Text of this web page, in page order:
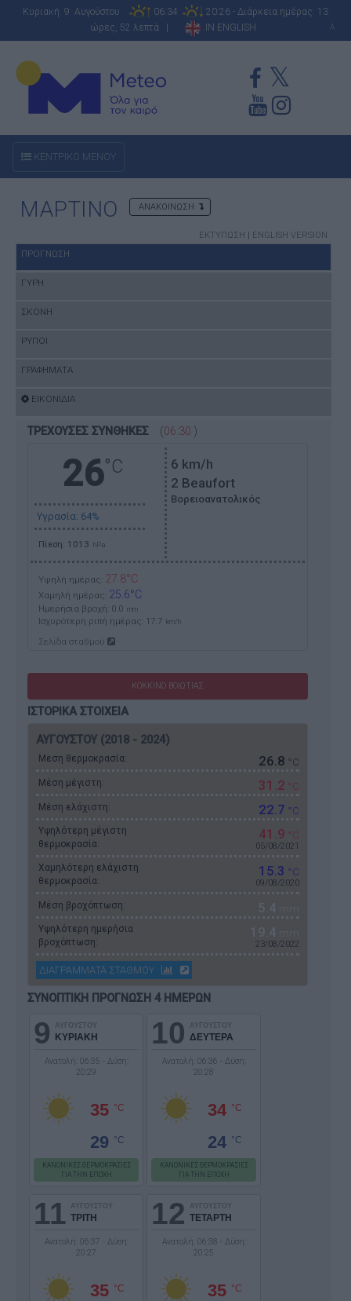
Κυριακή 9 Αυγούστου 06:34
20:26 - Διάρκεια ημέρας: 13
ώρες, 52 λεπτά |
IN ENGLISH A
ΚΕΝΤΡΙΚΟ ΜΕΝΟΥ
ΜΑΡΤΙΝΟ ΑΝΑΚΟΙΝΩΣΗ
ΕΚΤΥΠΩΣΗ | ENGLISH VERSION
ΠΡΟΓΝΩΣΗ
ΓΥΡΗ
ΣΚΟΝΗ
ΡΥΠΟΙ
ΓΡΑΦΗΜΑΤΑ
ΕΙΚΟΝΙΔΙΑ
ΤΡΕΧΟΥΣΕΣ ΣΥΝΘΗΚΕΣ (06:30 )
26°C
Υγρασία: 64%
Πίεση: 1013 hPa
6 km/h
2 Beaufort
Βορειοανατολικός
Υψηλή ημέρας: 27.8°C
Χαμηλή ημέρας: 25.6°C
Ημερήσια βροχή: 0.0 mm
Ισχυρότερη ριπή ημέρας: 17.7 km/h
Σελίδα σταθμού
ΚΟΚΚΙΝΟ ΒΟΙΩΤΙΑΣ
ΙΣΤΟΡΙΚΑ ΣΤΟΙΧΕΙΑ
ΑΥΓΟΥΣΤΟΥ (2018 - 2024)
Μεση θερμοκρασία: 26.8 °C
Μέση μέγιστη: 31.2 °C
Μέση ελάχιστη: 22.7 °C
Υψηλότερη μέγιστη
θερμοκρασία:
41.9 °C
05/08/2021
Χαμηλότερη ελάχιστη
θερμοκρασία:
15.3 °C
09/08/2020
Μέση βροχόπτωση: 5.4 mm
Υψηλότερη ημερήσια
βροχόπτωση:
19.4 mm
23/08/2022
ΔΙΑΓΡΑΜΜΑΤΑ ΣΤΑΘΜΟΥ
ΣΥΝΟΠΤΙΚΗ ΠΡΟΓΝΩΣΗ 4 ΗΜΕΡΩΝ
9 ΑΥΓΟΥΣΤΟΥ
ΚΥΡΙΑΚΗ
Ανατολή: 06:35 - Δύση:
20:29
35 °C
29 °C
ΚΑΝΟΝΙΚΕΣ ΘΕΡΜΟΚΡΑΣΙΕΣ
ΓΙΑ ΤΗΝ ΕΠΟΧΗ
10 ΑΥΓΟΥΣΤΟΥ
ΔΕΥΤΕΡΑ
Ανατολή: 06:36 - Δύση:
20:28
34 °C
24 °C
ΚΑΝΟΝΙΚΕΣ ΘΕΡΜΟΚΡΑΣΙΕΣ
ΓΙΑ ΤΗΝ ΕΠΟΧΗ
11 ΑΥΓΟΥΣΤΟΥ
ΤΡΙΤΗ
Ανατολή: 06:37 - Δύση:
20:27
35 °C
12 ΑΥΓΟΥΣΤΟΥ
ΤΕΤΑΡΤΗ
Ανατολή: 06:38 - Δύση:
20:25
35 °C